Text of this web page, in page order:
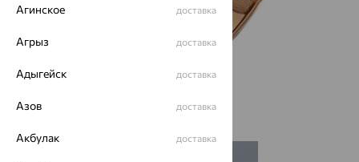
Агинское доставка
Агрыз доставка
Адыгейск доставка
Азов доставка
Акбулак доставка